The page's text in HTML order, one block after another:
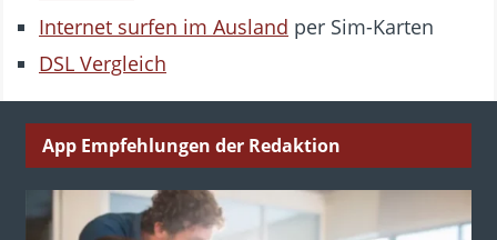
Internet surfen im Ausland per Sim-Karten
DSL Vergleich
App Empfehlungen der Redaktion